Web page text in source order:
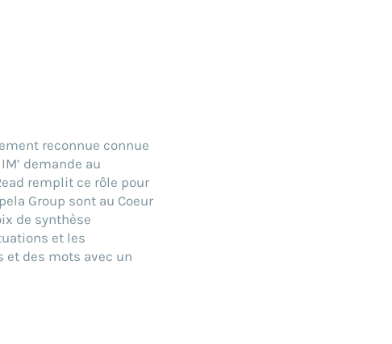
reconnue connue
demande au
remplit ce rôle pour
Group sont au Coeur
de synthèse
et les
et des mots avec un